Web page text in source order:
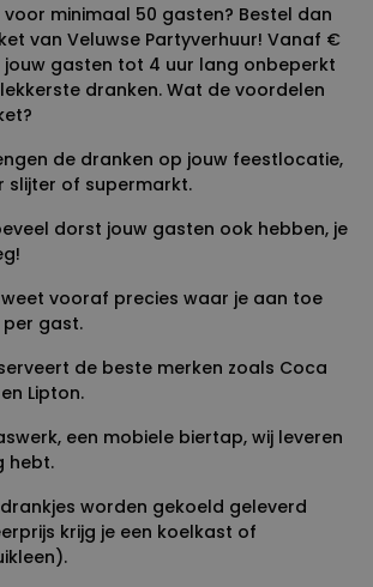
voor minimaal 50 gasten? Bestel dan
van Veluwse Partyverhuur! Vanaf €
jouw gasten tot 4 uur lang onbeperkt
dranken. Wat de voordelen
de dranken op jouw feestlocatie,
slijter of supermarkt.
dorst jouw gasten ook hebben, je
weet vooraf precies waar je aan toe
gast.
de beste merken zoals Coca
Lipton.
een mobiele biertap, wij leveren
hebt.
worden gekoeld geleverd
krijg je een koelkast of